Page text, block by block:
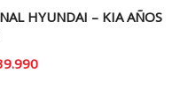
HYUNDAI – KIA AÑOS
El